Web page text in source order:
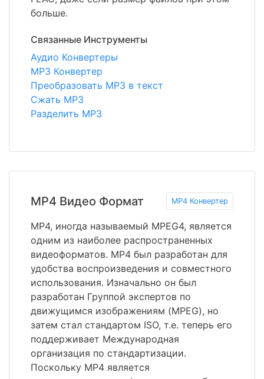
больше.
Связанные Инструменты
Аудио Конвертеры
MP3 Конвертер
Преобразовать MP3 в текст
Сжать MP3
Разделить MP3
MP4 Видео Формат MP4 Конвертер
MP4, иногда называемый MPEG4, является
одним из наиболее распространенных
видеоформатов. MP4 был разработан для
удобства воспроизведения и совместного
использования. Изначально он был
разработан Группой экспертов по
движущимся изображениям (MPEG), но
затем стал стандартом ISO, т.е. теперь его
поддерживает Международная
организация по стандартизации.
Поскольку MP4 является